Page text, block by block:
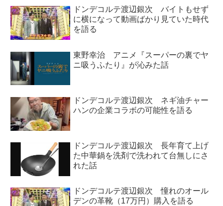
ドンデコルテ渡辺銀次 バイトもせず
に横になって動画ばかり見ていた時代
を語る
東野幸治 アニメ『スーパーの裏でヤ
ニ吸うふたり』が沁みた話
ドンデコルテ渡辺銀次 ネギ油チャー
ハンの企業コラボの可能性を語る
ドンデコルテ渡辺銀次 長年育て上げ
た中華鍋を洗剤で洗われて台無しにさ
れた話
ドンデコルテ渡辺銀次 憧れのオール
デンの革靴（17万円）購入を語る